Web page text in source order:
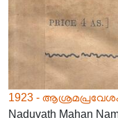
1923 -
Naduvath Mahan